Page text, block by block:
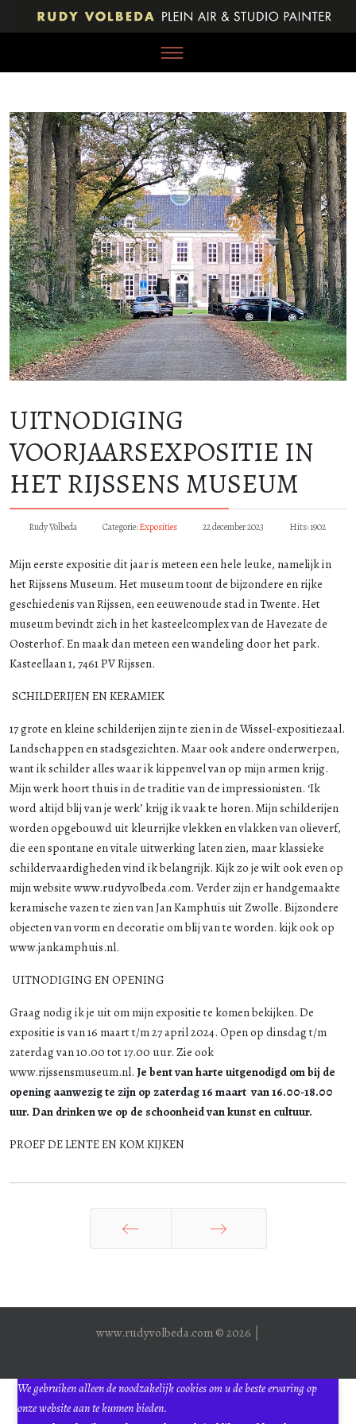
UITNODIGING
VOORJAARSEXPOSITIE IN
HET RIJSSENS MUSEUM
Rudy Volbeda Categorie:Exposities 22 december 2023 Hits: 1902
Mijn eerste expositie dit jaar is meteen een hele leuke, namelijk in
het Rijssens Museum. Het museum toont de bijzondere en rijke
geschiedenis van Rijssen, een eeuwenoude stad in Twente. Het
museum bevindt zich in het kasteelcomplex van de Havezate de
Oosterhof. En maak dan meteen een wandeling door het park.
Kasteellaan 1, 7461 PV Rijssen.
SCHILDERIJEN EN KERAMIEK
17 grote en kleine schilderijen zijn te zien in de Wissel-expositiezaal.
Landschappen en stadsgezichten. Maar ook andere onderwerpen,
want ik schilder alles waar ik kippenvel van op mijn armen krijg.
Mijn werk hoort thuis in de traditie van de impressionisten. ‘Ik
word altijd blij van je werk’ krijg ik vaak te horen. Mijn schilderijen
worden opgebouwd uit kleurrijke vlekken en vlakken van olieverf,
die een spontane en vitale uitwerking laten zien, maar klassieke
schildervaardigheden vind ik belangrijk. Kijk zo je wilt ook even op
mijn website www.rudyvolbeda.com. Verder zijn er handgemaakte
keramische vazen te zien van Jan Kamphuis uit Zwolle. Bijzondere
objecten van vorm en decoratie om blij van te worden. kijk ook op
www.jankamphuis.nl.
UITNODIGING EN OPENING
Graag nodig ik je uit om mijn expositie te komen bekijken. De
expositie is van 16 maart t/m 27 april 2024. Open op dinsdag t/m
zaterdag van 10.00 tot 17.00 uur. Zie ook
www.rijssensmuseum.nl. Je bent van harte uitgenodigd om bij de
opening aanwezig te zijn op zaterdag 16 maart van 16.00-18.00
uur. Dan drinken we op de schoonheid van kunst en cultuur.
PROEF DE LENTE EN KOM KIJKEN
www.rudyvolbeda.com © 2026 │
We gebruiken alleen de noodzakelijk cookies om u de beste ervaring op
onze website aan te kunnen bieden.